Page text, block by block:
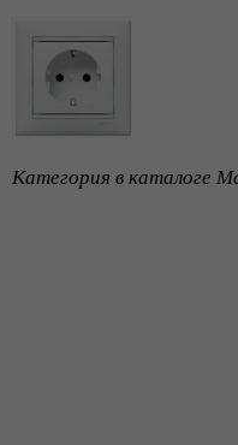
Категория в каталоге